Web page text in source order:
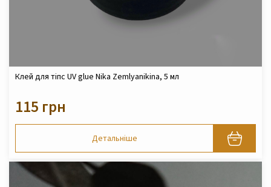
Клей для тіпс UV glue Nika Zemlyanikina, 5 мл
115 грн
Детальніше